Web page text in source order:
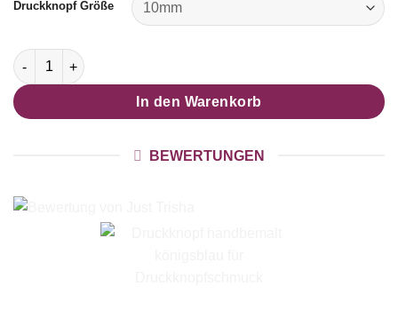
Druckknopf Größe
Druckknopf handbemalt königsblau für Druckknopfschmuck
In den Warenkorb
BEWERTUNGEN